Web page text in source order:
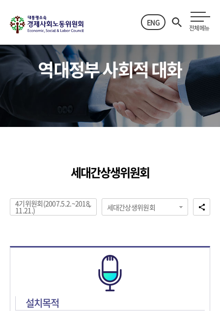
ENG
전체메뉴
역대정부 사회적 대화
세대간상생위원회
4기위원회(2007.5.2.~2018.
11.21.) 세대간상생위원회
설치목적